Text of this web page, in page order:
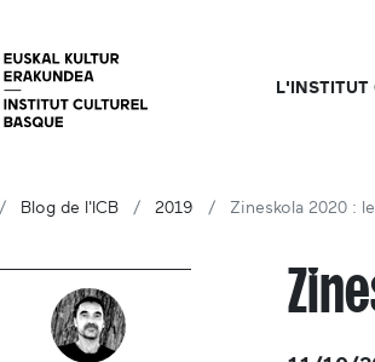
L'INSTITUT
Blog de l'ICB 2019 Zineskola 2020 :